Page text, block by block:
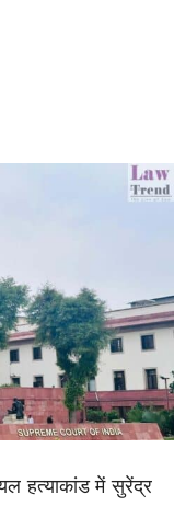
हत्याकांड में सुरेंद्र